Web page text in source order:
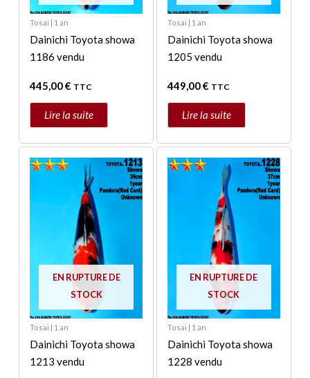
Tosai | 1 an
Dainichi Toyota showa
1186 vendu
445,00€ TTC
Lire la suite
Tosai | 1 an
Dainichi Toyota showa
1205 vendu
449,00€ TTC
Lire la suite
EN RUPTURE DE
STOCK
Tosai | 1 an
Dainichi Toyota showa
1213 vendu
EN RUPTURE DE
STOCK
Tosai | 1 an
Dainichi Toyota showa
1228 vendu